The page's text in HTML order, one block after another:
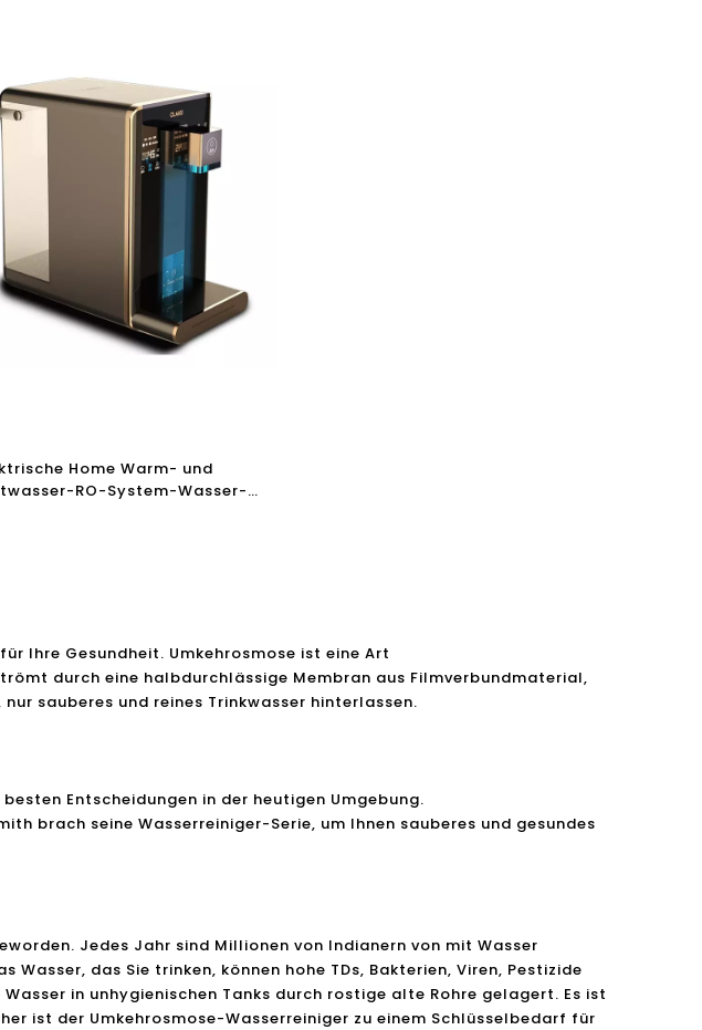
Home Warm- und
RO-System-Wasser-
Ihre Gesundheit. Umkehrosmose ist eine Art
durch eine halbdurchlässige Membran aus Filmverbundmaterial,
sauberes und reines Trinkwasser hinterlassen.
Entscheidungen in der heutigen Umgebung.
brach seine Wasserreiniger-Serie, um Ihnen sauberes und gesundes
Jedes Jahr sind Millionen von Indianern von mit Wasser
das Sie trinken, können hohe TDs, Bakterien, Viren, Pestizide
in unhygienischen Tanks durch rostige alte Rohre gelagert. Es ist
ist der Umkehrosmose-Wasserreiniger zu einem Schlüsselbedarf für